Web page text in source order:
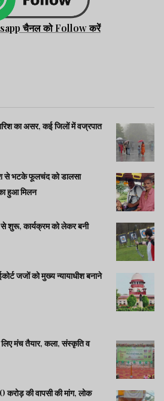
चैनल को Follow करें
का असर, कई जिलों में वज्रपात
से भटके फूलचंद को डालसा
हुआ मिलन
से शुरू, कार्यक्रम को लेकर बनी
जजों को मुख्य न्यायाधीश बनाने
मंच तैयार, कला, संस्कृति व
की वापसी की मांग, लोक